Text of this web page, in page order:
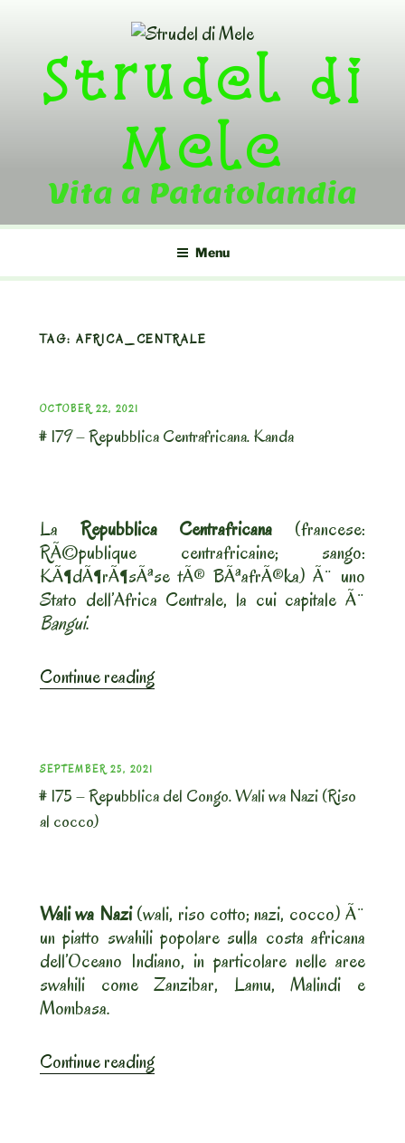
contentStrudel di
Mele
Vita a Patatolandia
Menu
TAG: AFRICA_CENTRALE
POSTED
ON
OCTOBER 22, 2021
# 179 – Repubblica Centrafricana. Kanda
La Repubblica Centrafricana (francese:
RÃ©publique centrafricaine; sango:
KÃ¶dÃ¶rÃ¶sÃªse tÃ® BÃªafrÃ®ka) Ã¨ uno
Stato dell’Africa Centrale, la cui capitale Ã¨
Bangui.
Continue reading“#
Kanda”
POSTED
ON
SEPTEMBER 25, 2021
# 175 – Repubblica del Congo. Wali wa Nazi (Riso
al cocco)
Wali wa Nazi(wali, riso cotto; nazi, cocco) Ã¨
un piatto swahili popolare sulla costa africana
dell’Oceano Indiano, in particolare nelle aree
swahili come Zanzibar, Lamu, Malindi e
Mombasa.
Continue reading“#